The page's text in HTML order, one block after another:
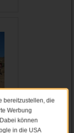
bereitzustellen, die
Werbung
können
in die USA